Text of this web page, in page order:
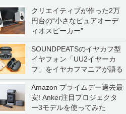
クリエイティブが作った2万
円台の“小さなピュアオーデ
ィオスピーカー”
SOUNDPEATSのイヤカフ型
イヤフォン「UU2イヤーカ
フ」をイヤカフマニアが語る
Amazon プライムデー過去最
安! Anker注目プロジェクタ
ー3モデルを使ってみた